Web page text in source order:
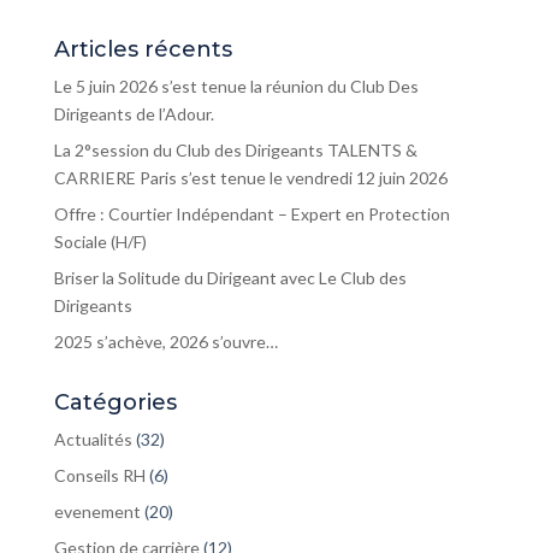
Articles récents
Le 5 juin 2026 s’est tenue la réunion du Club Des
Dirigeants de l’Adour.
La 2°session du Club des Dirigeants TALENTS &
CARRIERE Paris s’est tenue le vendredi 12 juin 2026
Offre : Courtier Indépendant – Expert en Protection
Sociale (H/F)
Briser la Solitude du Dirigeant avec Le Club des
Dirigeants
2025 s’achève, 2026 s’ouvre…
Catégories
Actualités (32)
Conseils RH (6)
evenement (20)
Gestion de carrière(12)